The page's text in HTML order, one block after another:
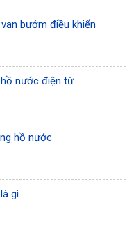
bướm điều khiển
nước điện từ
hồ nước
gì